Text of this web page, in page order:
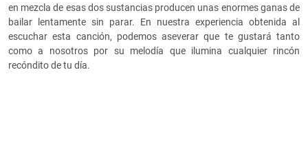
en mezcla de esas dos sustancias producen unas enormes ganas de
bailar lentamente sin parar. En nuestra experiencia obtenida al
escuchar esta canción, podemos aseverar que te gustará tanto
como a nosotros por su melodía que ilumina cualquier rincón
recóndito de tu día.